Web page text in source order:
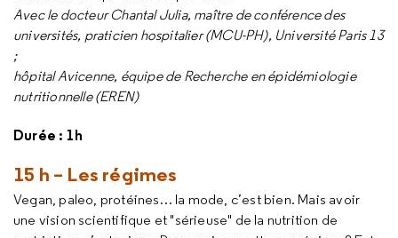
Avec le docteur Chantal Julia, maître de conférence des
universités, praticien hospitalier (MCU-PH), Université Paris 13
;
hôpital Avicenne, équipe de Recherche en épidémiologie
nutritionnelle (EREN)
Durée : 1h
15 h – Les régimes
Vegan, paleo, protéines… la mode, c’est bien. Mais avoir
une vision scientifique et "sérieuse" de la nutrition de